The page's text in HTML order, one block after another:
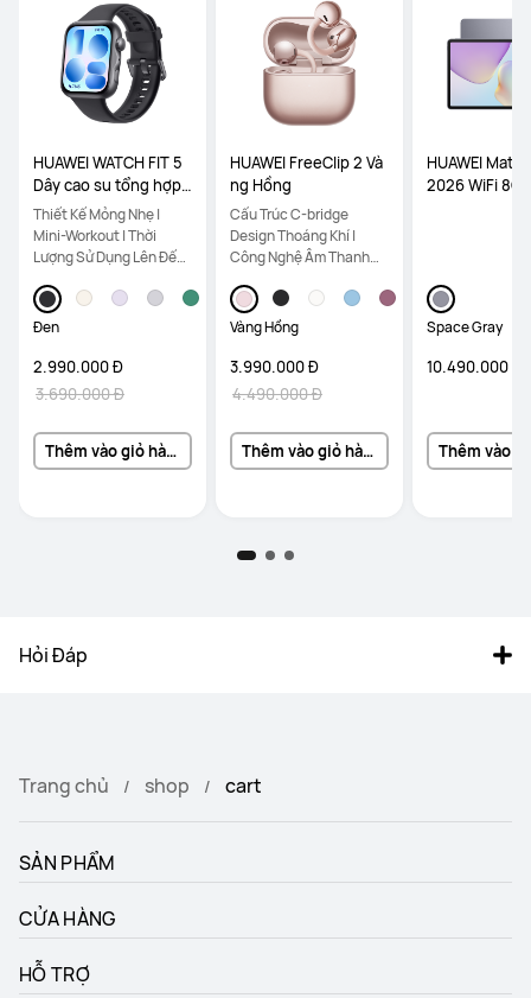
HUAWEI WATCH FIT 5
Dây cao su tổng hợp
màu Đen
Thiết Kế Mỏng Nhẹ |
Mini-Workout | Thời
Lượng Sử Dụng Lên Đến
Đen
2.990.000 Đ
3.690.000 Đ
Thêm vào giỏ hàng
HUAWEI FreeClip 2 Và
ng Hồng
Cấu Trúc C-bridge
Design Thoáng Khí |
Công Nghệ Âm Thanh
Rõ Ràng
Vàng Hồng
3.990.000 Đ
4.490.000 Đ
Thêm vào giỏ hàng
HUAWEI
2026 WiFi
Space Gray
10.490.000 Đ
Hỏi Đáp
Trang chủ shop cart
SẢN PHẨM
CỬA HÀNG
HỖ TRỢ